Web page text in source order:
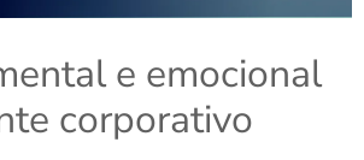
e emocional
corporativo